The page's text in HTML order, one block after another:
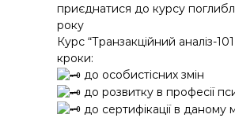
приєднатися до курсу
року
Курс “Транзакційний аналіз-
кроки:
до особистісних змін
до розвитку в професії
до сертифікації в даному